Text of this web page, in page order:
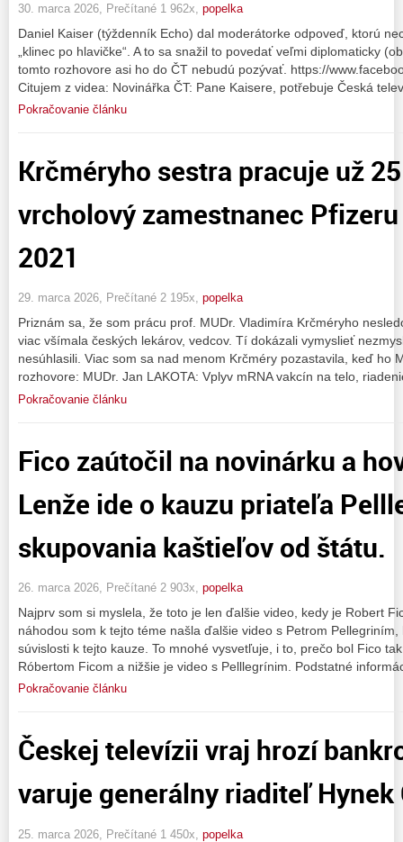
30. marca 2026, Prečítané 1 962x, popelka
Daniel Kaiser (týždenník Echo) dal moderátorke odpoveď, ktorú
„klinec po hlavičke“. A to sa snažil to povedať veľmi diplomaticky
tomto rozhovore asi ho do ČT nebudú pozývať. https://
Citujem z videa: Novinářka ČT: Pane Kaisere, potřebuje Česká
Pokračovanie článku
Krčméryho sestra pracuje už
vrcholový zamestnanec
2021
29. marca 2026, Prečítané 2 195x, popelka
Priznám sa, že som prácu prof. MUDr. Vladimíra Krčméryho
viac všímala českých lekárov, vedcov. Tí dokázali vymyslieť
nesúhlasili. Viac som sa nad menom Krčméry pozastavila, keď ho
rozhovore: MUDr. Jan LAKOTA: Vplyv mRNA vakcín na telo,
Pokračovanie článku
Fico zaútočil na novinárku a
Lenže ide o kauzu priateľa
skupovania kaštieľov od štátu.
26. marca 2026, Prečítané 2 903x, popelka
Najprv som si myslela, že toto je len ďalšie video, kedy je Robert
náhodou som k tejto téme našla ďalšie video s Petrom
súvislosti k tejto kauze. To mnohé vysvetľuje, i to, prečo bol Fico
Róbertom Ficom a nižšie je video s Pelllegrínim. Podstatné
Pokračovanie článku
Českej televízii vraj hrozí
varuje generálny riaditeľ Hynek
25. marca 2026, Prečítané 1 450x, popelka